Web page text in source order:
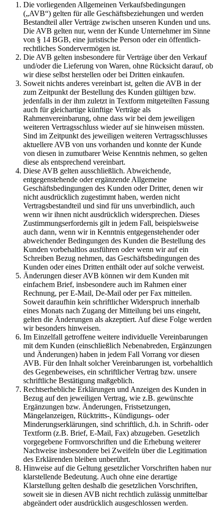
Die vorliegenden Allgemeinen Verkaufsbedingungen
(„AVB“) gelten für alle Geschäftsbeziehungen und werden
Bestandteil aller Verträge zwischen unseren Kunden und uns.
Die AVB gelten nur, wenn der Kunde Unternehmer im Sinne
von § 14 BGB, eine juristische Person oder ein öffentlich-
rechtliches Sondervermögen ist.
Die AVB gelten insbesondere für Verträge über den Verkauf
und/oder die Lieferung von Waren, ohne Rücksicht darauf, ob
wir diese selbst herstellen oder bei Dritten einkaufen.
Soweit nichts anderes vereinbart ist, gelten die AVB in der
zum Zeitpunkt der Bestellung des Kunden gültigen bzw.
jedenfalls in der ihm zuletzt in Textform mitgeteilten Fassung
auch für gleichartige künftige Verträge als
Rahmenvereinbarung, ohne dass wir bei dem jeweiligen
weiteren Vertragsschluss wieder auf sie hinweisen müssten.
Sind im Zeitpunkt des jeweiligen weiteren Vertragsschlusses
aktuellere AVB von uns vorhanden und konnte der Kunde
von diesen in zumutbarer Weise Kenntnis nehmen, so gelten
diese als entsprechend vereinbart.
Diese AVB gelten ausschließlich. Abweichende,
entgegenstehende oder ergänzende Allgemeine
Geschäftsbedingungen des Kunden oder Dritter, denen wir
nicht ausdrücklich zugestimmt haben, werden nicht
Vertragsbestandteil und sind für uns unverbindlich, auch
wenn wir ihnen nicht ausdrücklich widersprechen. Dieses
Zustimmungserfordernis gilt in jedem Fall, beispielsweise
auch dann, wenn wir in Kenntnis entgegenstehender oder
abweichender Bedingungen des Kunden die Bestellung des
Kunden vorbehaltlos ausführen oder wenn wir auf ein
Schreiben Bezug nehmen, das Geschäftsbedingungen des
Kunden oder eines Dritten enthält oder auf solche verweist.
Änderungen dieser AVB können wir dem Kunden mit
einfachem Brief, insbesondere auch im Rahmen einer
Rechnung, per E-Mail, De-Mail oder per Fax mitteilen.
Soweit daraufhin kein schriftlicher Widerspruch innerhalb
eines Monats nach Zugang der Mitteilung bei uns eingeht,
gelten die Änderungen als akzeptiert. Auf diese Folge werden
wir besonders hinweisen.
Im Einzelfall getroffene weitere individuelle Vereinbarungen
mit dem Kunden (einschließlich Nebenabreden, Ergänzungen
und Änderungen) haben in jedem Fall Vorrang vor diesen
AVB. Für den Inhalt solcher Vereinbarungen ist, vorbehaltlich
des Gegenbeweises, ein schriftlicher Vertrag bzw. unsere
schriftliche Bestätigung maßgeblich.
Rechtserhebliche Erklärungen und Anzeigen des Kunden in
Bezug auf den jeweiligen Vertrag, wie z.B. gewünschte
Ergänzungen bzw. Änderungen, Fristsetzungen,
Mängelanzeigen, Rücktritts-, Kündigungs- oder
Minderungserklärungen, sind schriftlich, d.h. in Schrift- oder
Textform (z.B. Brief, E-Mail, Fax) abzugeben. Gesetzlich
vorgegebene Formvorschriften und die Erhebung weiterer
Nachweise insbesondere bei Zweifeln über die Legitimation
des Erklärenden bleiben unberührt.
Hinweise auf die Geltung gesetzlicher Vorschriften haben nur
klarstellende Bedeutung. Auch ohne eine derartige
Klarstellung gelten deshalb die gesetzlichen Vorschriften,
soweit sie in diesen AVB nicht rechtlich zulässig unmittelbar
abgeändert oder ausdrücklich ausgeschlossen werden.